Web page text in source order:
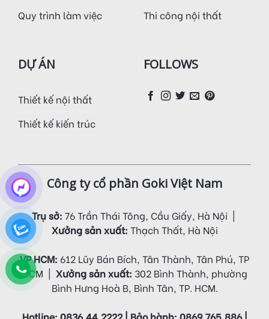
Quy trình làm việc
Thi công nội thất
DỰ ÁN
Thiết kế nội thất
Thiết kế kiến trúc
FOLLOWS
Công ty cổ phần Goki Việt Nam
Trụ sở: 76 Trần Thái Tông, Cầu Giấy, Hà Nội |
Xưởng sản xuất: Thạch Thất, Hà Nội
VP HCM: 612 Lũy Bán Bích, Tân Thành, Tân Phú, TP
HCM | Xưởng sản xuất: 302 Bình Thành, phường
Bình Hưng Hoà B, Bình Tân, TP. HCM.